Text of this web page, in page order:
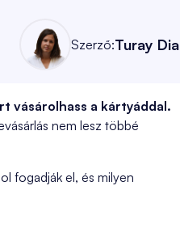
Szerző:Turay Dia
vásárolhass a kártyáddal.
nem lesz többé
fogadják el, és milyen